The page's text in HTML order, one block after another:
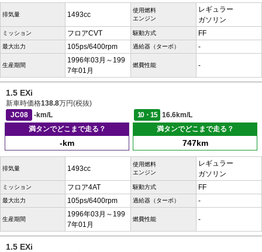
排気量 1493cc
使用燃料
エンジン
レギュラー
ガソリン
ミッション フロアCVT 駆動方式 FF
最大出力 105ps/6400rpm 過給器（ターボ） -
生産期間
1996年03月～199
7年01月
燃費性能 -
1.5 EXi
新車時価格138.8万円(税抜)
JC08
-km/L 10・15
16.6km/L
満タンでどこまで走る？
-km
満タンでどこまで走る？
747km
排気量 1493cc
使用燃料
エンジン
レギュラー
ガソリン
ミッション フロア4AT 駆動方式 FF
最大出力 105ps/6400rpm 過給器（ターボ） -
生産期間
1996年03月～199
7年01月
燃費性能 -
1.5 EXi